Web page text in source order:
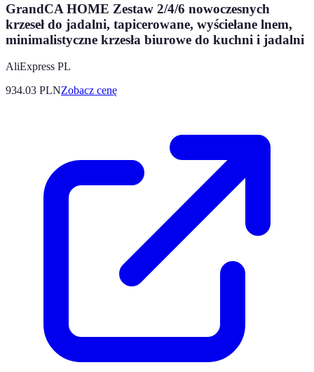
GrandCA HOME Zestaw 2/4/6 nowoczesnych
krzeseł do jadalni, tapicerowane, wyściełane lnem,
minimalistyczne krzesła biurowe do kuchni i jadalni
AliExpress PL
934.03 PLNZobacz cenę